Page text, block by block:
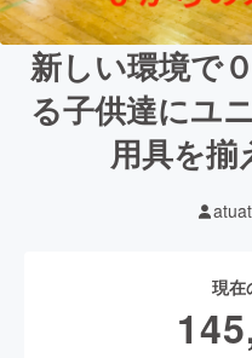
新しい環境で
る子供達にユ
用具を揃
現在